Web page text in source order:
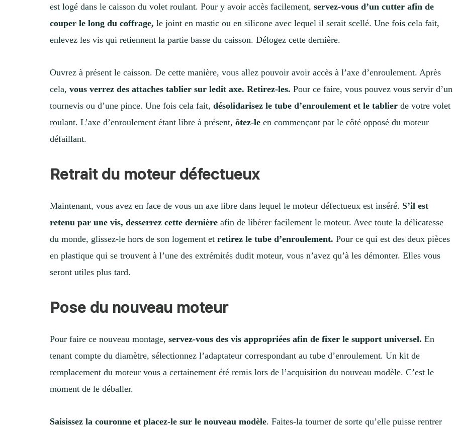
est logé dans le caisson du volet roulant. Pour y avoir accès facilement,servez-vous d’un cutter afin de
couper le long du coffrage, le joint en mastic ou en silicone avec lequel il serait scellé. Une fois cela fait,
enlevez les vis qui retiennent la partie basse du caisson. Délogez cette dernière.
Ouvrez à présent le caisson. De cette manière, vous allez pouvoir avoir accès à l’axe d’enroulement. Après
cela,vous verrez des attaches tablier sur ledit axe. Retirez-les. Pour ce faire, vous pouvez vous servir d’un
tournevis ou d’une pince. Une fois cela fait,désolidarisez le tube d’enroulement et le tablier de votre volet
roulant. L’axe d’enroulement étant libre à présent,ôtez-le en commençant par le côté opposé du moteur
défaillant.
Retrait du moteur défectueux
Maintenant, vous avez en face de vous un axe libre dans lequel le moteur défectueux est inséré. S’il est
retenu par une vis, desserrez cette dernière afin de libérer facilement le moteur. Avec toute la délicatesse
du monde, glissez-le hors de son logement etretirez le tube d’enroulement. Pour ce qui est des deux pièces
en plastique qui se trouvent à l’une des extrémités dudit moteur, vous n’avez qu’à les démonter. Elles vous
seront utiles plus tard.
Pose du nouveau moteur
Pour faire ce nouveau montage,servez-vous des vis appropriées afin de fixer le support universel. En
tenant compte du diamètre, sélectionnez l’adaptateur correspondant au tube d’enroulement. Un kit de
remplacement du moteur vous a certainement été remis lors de l’acquisition du nouveau modèle. C’est le
moment de le déballer.
Saisissez la couronne et placez-le sur le nouveau modèle. Faites-la tourner de sorte qu’elle puisse rentrer